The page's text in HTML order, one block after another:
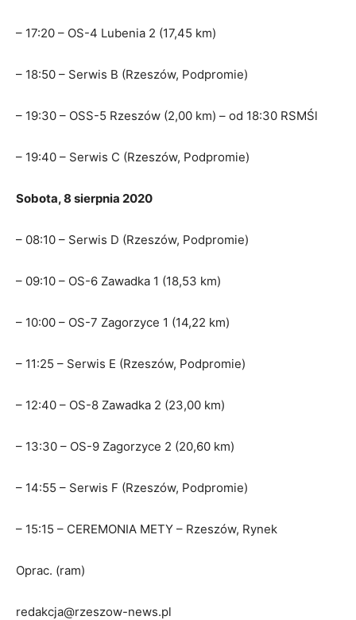
– 17:20 – OS-4 Lubenia 2 (17,45 km)
– 18:50 – Serwis B (Rzeszów, Podpromie)
– 19:30 – OSS-5 Rzeszów (2,00 km) – od 18:30 RSMŚl
– 19:40 – Serwis C (Rzeszów, Podpromie)
Sobota, 8 sierpnia 2020
– 08:10 – Serwis D (Rzeszów, Podpromie)
– 09:10 – OS-6 Zawadka 1 (18,53 km)
– 10:00 – OS-7 Zagorzyce 1 (14,22 km)
– 11:25 – Serwis E (Rzeszów, Podpromie)
– 12:40 – OS-8 Zawadka 2 (23,00 km)
– 13:30 – OS-9 Zagorzyce 2 (20,60 km)
– 14:55 – Serwis F (Rzeszów, Podpromie)
– 15:15 – CEREMONIA METY – Rzeszów, Rynek
Oprac. (ram)
redakcja@rzeszow-news.pl